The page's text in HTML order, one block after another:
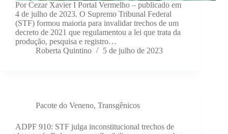
Por Cezar Xavier I Portal Vermelho – publicado em
4 de julho de 2023. O Supremo Tribunal Federal
(STF) formou maioria para invalidar trechos de um
decreto de 2021 que regulamentou a lei que trata da
produção, pesquisa e registro…
Roberta Quintino
5 de julho de 2023
Pacote do Veneno, Transgênicos
ADPF 910: STF julga inconstitucional trechos de